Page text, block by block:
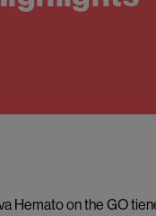
Hemato on the GO